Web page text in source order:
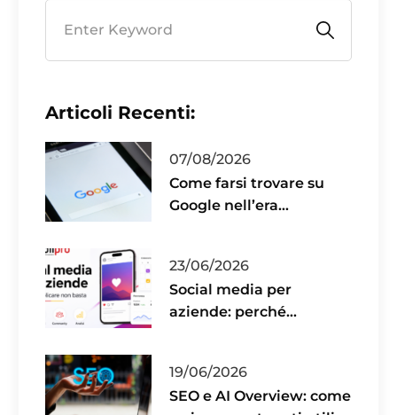
Articoli Recenti:
07/08/2026
Come farsi trovare su
Google nell’era
23/06/2026
Social media per
aziende: perché
19/06/2026
SEO e AI Overview: come